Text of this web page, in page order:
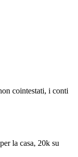
cointestati, i conti
la casa, 20k su